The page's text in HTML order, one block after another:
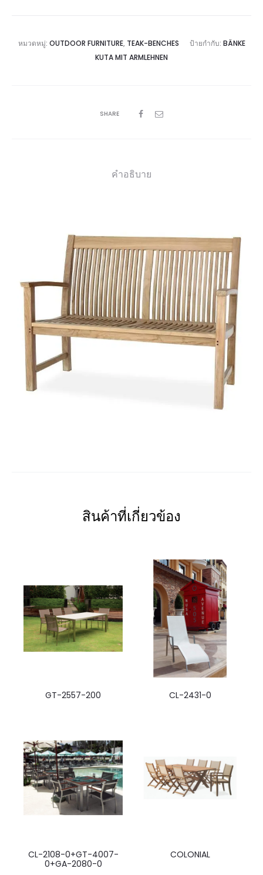
หมวดหมู่: OUTDOOR FURNITURE, TEAK-BENCHES ป้ายกำกับ: BÄNKE
KUTA MIT ARMLEHNEN
SHARE
คำอธิบาย
สินค้าที่เกี่ยวข้อง
GT-2557-200 CL-2431-0
CL-2108-0+GT-4007-
0+GA-2080-0
COLONIAL